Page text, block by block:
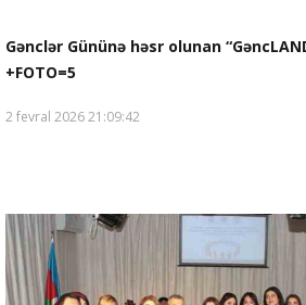
Gənclər Gününə həsr olunan
+FOTO=5
2 fevral 2026 21:09:42